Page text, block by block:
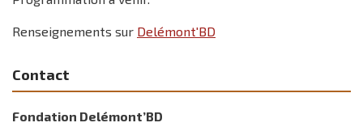
Renseignements sur Delémont'BD
Contact
Fondation Delémont’BD